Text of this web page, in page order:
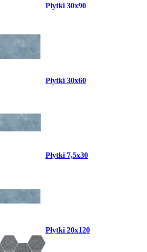
Płytki 30x90
Płytki 30x60
Płytki 7,5x30
Płytki 20x120